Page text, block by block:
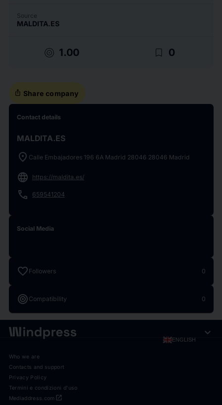
Source
MALDITA.ES
target 1.00 bookmark_border 0
ios_share Share company
Contact details
MALDITA.ES
location_on Calle Embajadores 196 6A Madrid 28046 28046 Madrid
language https://maldita.es/
phone 659541204
Social Media
favorite Followers 0
target Compatibility 0
ENGLISH expand_more
Who we are
Contacts and support
Privacy Policy
Termini e condizioni d'uso
open_in_new
Mediaddress.com